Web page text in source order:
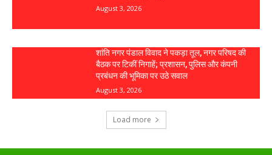
August 3, 2026
शांति नगर पंडाल विवाद ने पकड़ा तूल, नगर परिषद की
बैठक पर टिकीं निगाहें; प्रशासन, पुलिस और कंपनी
प्रबंधन की भूमिका पर उठे सवाल
August 3, 2026
Load more